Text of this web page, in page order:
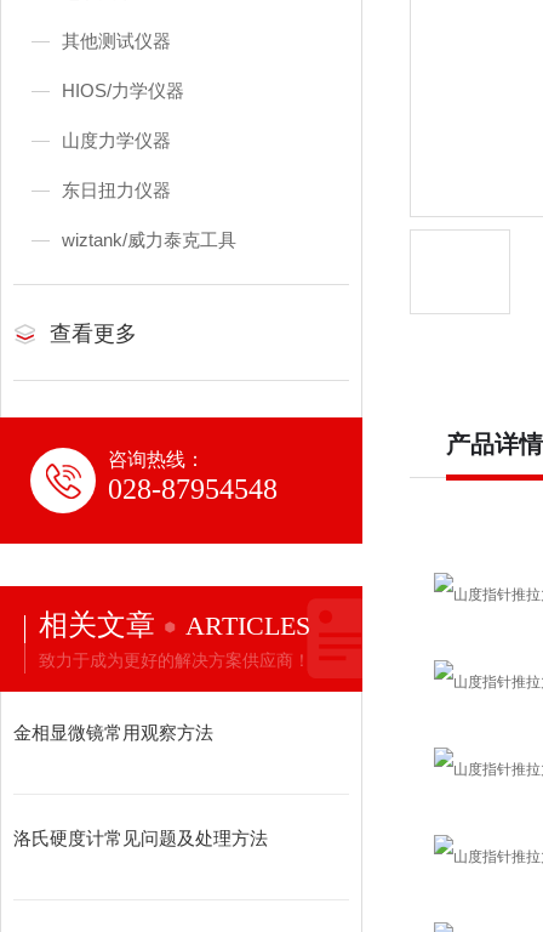
其他测试仪器
HIOS/力学仪器
山度力学仪器
东日扭力仪器
wiztank/威力泰克工具
查看更多
咨询热线：
028-87954548
相关文章 ARTICLES
致力于成为更好的解决方案供应商！
金相显微镜常用观察方法
洛氏硬度计常见问题及处理方法
产品详情